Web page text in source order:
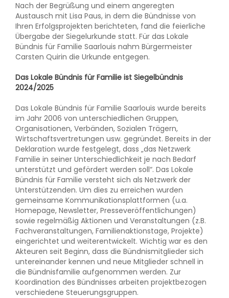
Nach der Begrüßung und einem angeregten
Austausch mit Lisa Paus, in dem die Bündnisse von
Ihren Erfolgsprojekten berichteten, fand die feierliche
Übergabe der Siegelurkunde statt. Für das Lokale
Bündnis für Familie Saarlouis nahm Bürgermeister
Carsten Quirin die Urkunde entgegen.
Das Lokale Bündnis für Familie ist Siegelbündnis
2024/2025
Das Lokale Bündnis für Familie Saarlouis wurde bereits
im Jahr 2006 von unterschiedlichen Gruppen,
Organisationen, Verbänden, Sozialen Trägern,
Wirtschaftsvertretungen usw. gegründet. Bereits in der
Deklaration wurde festgelegt, dass „das Netzwerk
Familie in seiner Unterschiedlichkeit je nach Bedarf
unterstützt und gefördert werden soll“. Das Lokale
Bündnis für Familie versteht sich als Netzwerk der
Unterstützenden. Um dies zu erreichen wurden
gemeinsame Kommunikationsplattformen (u.a.
Homepage, Newsletter, Presseveröffentlichungen)
sowie regelmäßig Aktionen und Veranstaltungen (z.B.
Fachveranstaltungen, Familienaktionstage, Projekte)
eingerichtet und weiterentwickelt. Wichtig war es den
Akteuren seit Beginn, dass die Bündnismitglieder sich
untereinander kennen und neue Mitglieder schnell in
die Bündnisfamilie aufgenommen werden. Zur
Koordination des Bündnisses arbeiten projektbezogen
verschiedene Steuerungsgruppen.